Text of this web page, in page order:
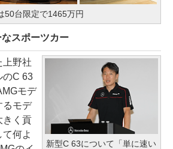
50台限定で1465万円
スポーツカー
新型C 63について「単に速い
野社
のC 63
モデ
るモデ
きく貢
何よ